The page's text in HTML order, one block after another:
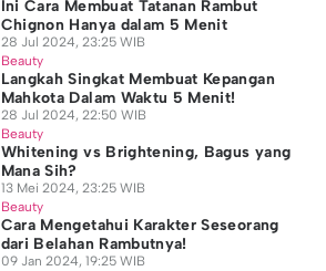
Ini Cara Membuat Tatanan Rambut
Chignon Hanya dalam 5 Menit
28 Jul 2024, 23:25 WIB
Beauty
Langkah Singkat Membuat Kepangan
Mahkota Dalam Waktu 5 Menit!
28 Jul 2024, 22:50 WIB
Beauty
Whitening vs Brightening, Bagus yang
Mana Sih?
13 Mei 2024, 23:25 WIB
Beauty
Cara Mengetahui Karakter Seseorang
dari Belahan Rambutnya!
09 Jan 2024, 19:25 WIB